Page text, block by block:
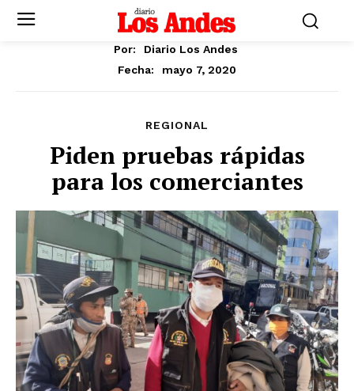
Por:
Diario Los Andes
Fecha:
mayo 7, 2020
REGIONAL
Piden pruebas rápidas
para los comerciantes